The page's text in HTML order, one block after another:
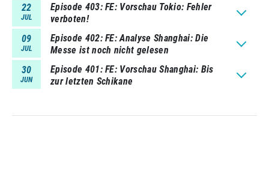
22
JUL
Episode 403 FE: Vorschau Tokio: Fehler
verboten!
09
JUL
Episode 402 FE: Analyse Shanghai: Die
Messe ist noch nicht gelesen
30
JUN
Episode 401 FE: Vorschau Shanghai: Bis
zur letzten Schikane